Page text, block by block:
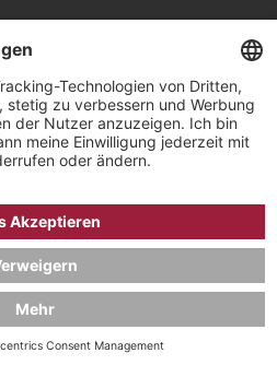
GmbH / Watchandco GmbH
VERSANDKOSTEN